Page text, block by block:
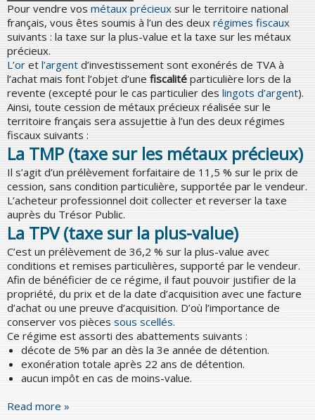
Pour vendre vos métaux précieux sur le territoire national
français, vous êtes soumis à l’un des deux régimes fiscaux
suivants : la taxe sur la plus-value et la taxe sur les métaux
précieux.
L’or et l’argent d’investissement sont exonérés de TVA à
l’achat mais font l’objet d’une fiscalité particulière lors de la
revente (excepté pour le cas particulier des lingots d’argent).
Ainsi, toute cession de métaux précieux réalisée sur le
territoire français sera assujettie à l’un des deux régimes
fiscaux suivants :
La TMP (taxe sur les métaux précieux)
Il s’agit d’un prélèvement forfaitaire de 11,5 % sur le prix de
cession, sans condition particulière, supportée par le vendeur.
L’acheteur professionnel doit collecter et reverser la taxe
auprès du Trésor Public.
La TPV (taxe sur la plus-value)
C’est un prélèvement de 36,2 % sur la plus-value avec
conditions et remises particulières, supporté par le vendeur.
Afin de bénéficier de ce régime, il faut pouvoir justifier de la
propriété, du prix et de la date d’acquisition avec une facture
d’achat ou une preuve d’acquisition. D’où l’importance de
conserver vos pièces sous scellés.
Ce régime est assorti des abattements suivants :
décote de 5% par an dès la 3e année de détention.
exonération totale après 22 ans de détention.
aucun impôt en cas de moins-value.
Read more »